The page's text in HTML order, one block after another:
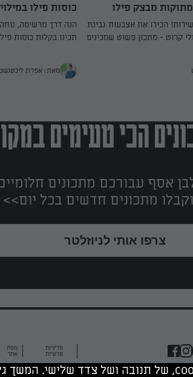
מבצק פילו
הכירו את אצבעות גבינת
קרוט - מתכון פשוט שמכינים
כוסות פילו
הנה דרך מרשימה,
תכינו בקלות כוסות
או האורחים
מאת: אפרת
הכי טעימים
אסף עבורכם מתכונים
מתכונים חדשים בכל יום>>
צרפו אותי לניוזלטר
מדיניות
פרטיות
מפת
אתר